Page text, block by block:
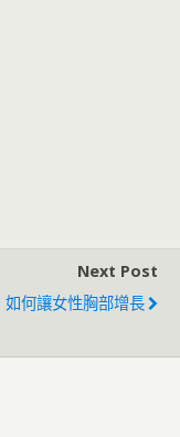
Next Post
如何讓女性胸部增長